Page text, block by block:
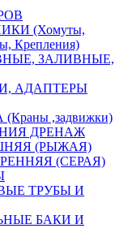
(Хомуты,
Крепления)
ЗАЛИВНЫЕ,
АДАПТЕРЫ
,задвижки)
ДРЕНАЖ
(РЫЖАЯ)
(СЕРАЯ)
ТРУБЫ И
БАКИ И